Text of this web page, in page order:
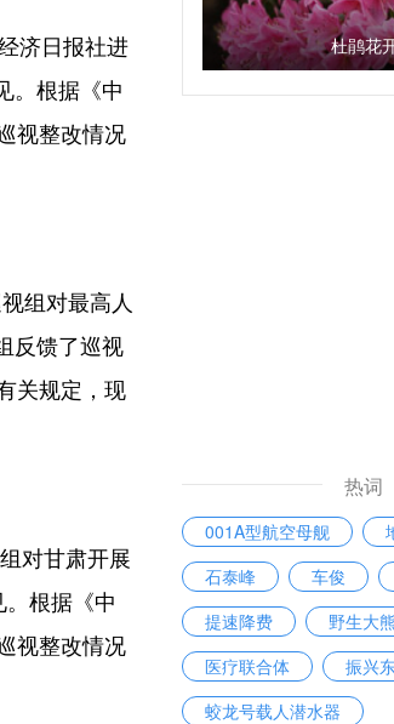
济日报社进
。根据《中
视整改情况
组对最高人
反馈了巡视
关规定，现
对甘肃开展
根据《中
视整改情况
杜鹃花
热词
001A型航空母舰
石泰峰
车俊
提速降费
野生大
医疗联合体
振兴
蛟龙号载人潜水器